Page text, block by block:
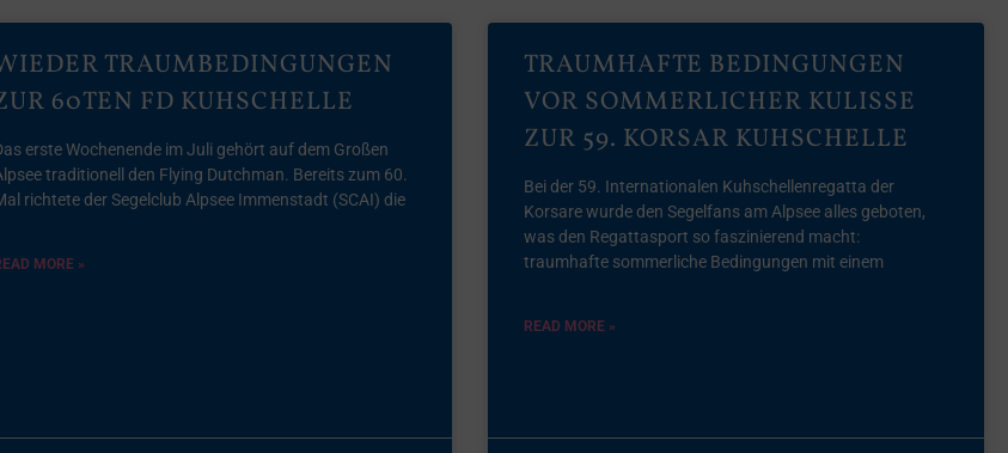
TRAUMBEDINGUNGEN
60TEN FD KUHSCHELLE
erste Wochenende im Juli gehört auf dem Großen
traditionell den Flying Dutchman. Bereits zum 60.
richtete der Segelclub Alpsee Immenstadt (SCAI) die
MORE »
TRAUMHAFTE BEDINGUNGEN
VOR SOMMERLICHER KULISSE
ZUR 59. KORSAR KUHSCHELLE
Bei der 59. Internationalen Kuhschellenregatta der
Korsare wurde den Segelfans am Alpsee alles geboten,
was den Regattasport so faszinierend macht:
traumhafte sommerliche Bedingungen mit einem
READ MORE »